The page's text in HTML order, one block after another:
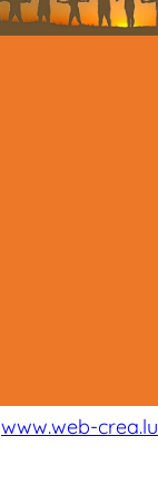
www.web-crea.lu